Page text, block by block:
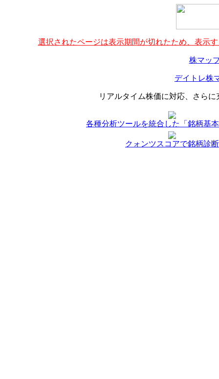
選択されたページは表示期間が切れたため、表示
株マッ
デイトレ株
リアルタイム株価に対応、さら
各種分析ツールを統合した「銘柄基
クォンツスコアで銘柄診断